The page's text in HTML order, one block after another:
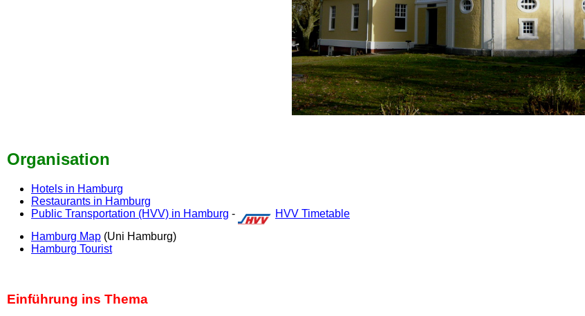
Organisation
Hotels in Hamburg
Restaurants in Hamburg
Public Transportation (HVV) in Hamburg -
HVV Timetable
Hamburg Map (Uni Hamburg)
Hamburg Tourist
Einführung ins Thema